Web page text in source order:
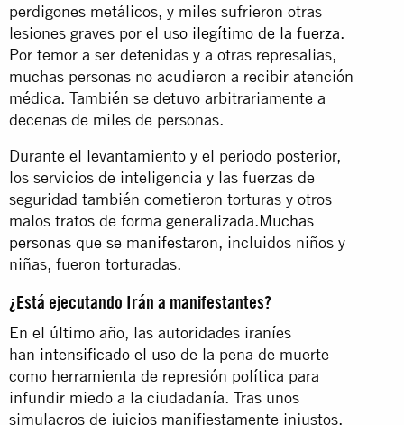
perdigones metálicos, y miles sufrieron otras
lesiones graves por el uso ilegítimo de la fuerza.
Por temor a ser detenidas y a otras represalias,
muchas personas no acudieron a recibir atención
médica. También se detuvo arbitrariamente a
decenas de miles de personas.
Durante el levantamiento y el periodo posterior,
los servicios de inteligencia y las fuerzas de
seguridad también cometieron torturas y otros
malos tratos de forma generalizada.Muchas
personas que se manifestaron, incluidos niños y
niñas, fueron torturadas.
¿Está ejecutando Irán a manifestantes?
En el último año, las autoridades iraníes
han intensificado el uso de la pena de muerte
como herramienta de represión política para
infundir miedo a la ciudadanía. Tras unos
simulacros de juicios manifiestamente injustos,